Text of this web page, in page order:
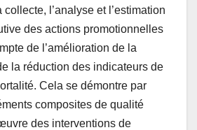
l’analyse et l’estimation
des actions promotionnelles
de l’amélioration de la
la réduction des indicateurs de
Cela se démontre par
composites de qualité
des interventions de